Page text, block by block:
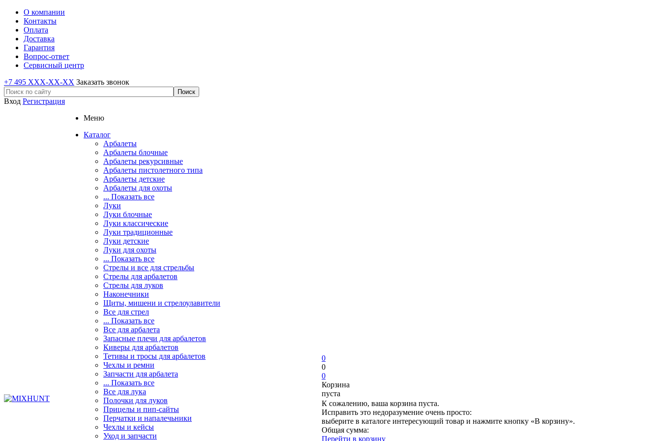
О компании
Контакты
Оплата
Доставка
Гарантия
Вопрос-ответ
Сервисный центр
+7 495 XXX-XX-XX Заказать звонок
Вход Регистрация
Меню
Каталог
Арбалеты
Арбалеты блочные
Арбалеты рекурсивные
Арбалеты пистолетного типа
Арбалеты детские
Арбалеты для охоты
... Показать все
Луки
Луки блочные
Луки классические
Луки традиционные
Луки детские
Луки для охоты
... Показать все
Стрелы и все для стрельбы
Стрелы для арбалетов
Стрелы для луков
Наконечники
Щиты, мишени и стрелоулавители
Все для стрел
... Показать все
Все для арбалета
Запасные плечи для арбалетов
Киверы для арбалетов
Тетивы и тросы для арбалетов
Чехлы и ремни
Запчасти для арбалета
... Показать все
Все для лука
Полочки для луков
Прицелы и пип-сайты
Перчатки и напалечьники
Чехлы и кейсы
Уход и запчасти
0
0
0
Корзина
пуста
К сожалению, ваша корзина пуста.
Исправить это недоразумение очень просто:
выберите в каталоге интересующий товар и нажмите кнопку «В корзину».
Общая сумма:
Перейти в корзину